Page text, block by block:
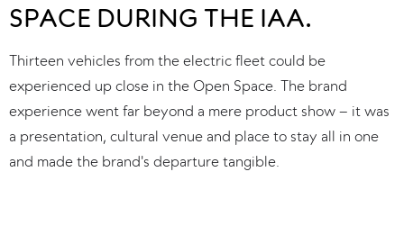
SPACE DURING THE IAA.
Thirteen vehicles from the electric fleet could be
experienced up close in the Open Space. The brand
experience went far beyond a mere product show – it was
a presentation, cultural venue and place to stay all in one
and made the brand's departure tangible.